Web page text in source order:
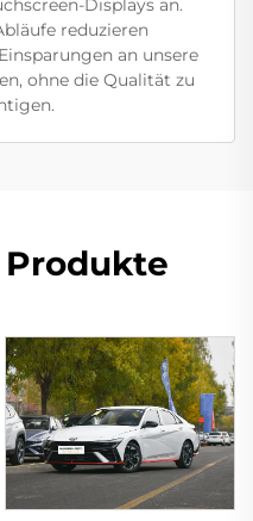
Displays an.
reduzieren
an unsere
ohne die Qualität zu